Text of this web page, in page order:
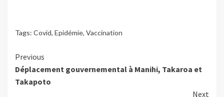
Tags: Covid, Epidémie, Vaccination
Continue
Reading
Previous
Déplacement gouvernemental à Manihi, Takaroa et
Takapoto
Next